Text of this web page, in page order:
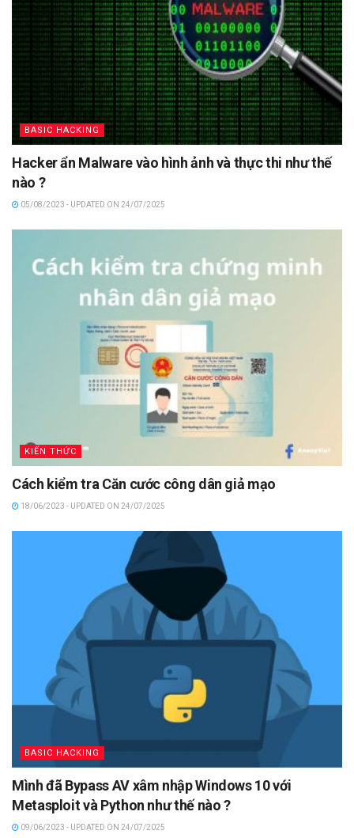
BASIC HACKING
Hacker ẩn Malware vào hình ảnh và thực thi như thế
nào ?
05/08/2023 - UPDATED ON 24/07/2025
KIẾN THỨC
Cách kiểm tra Căn cước công dân giả mạo
18/06/2023 - UPDATED ON 24/07/2025
BASIC HACKING
Mình đã Bypass AV xâm nhập Windows 10 với
Metasploit và Python như thế nào ?
09/06/2023 - UPDATED ON 24/07/2025